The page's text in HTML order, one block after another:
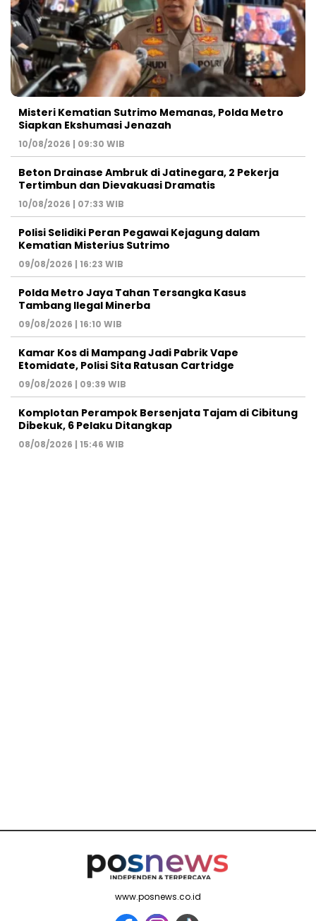
Misteri Kematian Sutrimo Memanas, Polda Metro
Siapkan Ekshumasi Jenazah
10/08/2026 | 09:30 WIB
Beton Drainase Ambruk di Jatinegara, 2 Pekerja
Tertimbun dan Dievakuasi Dramatis
10/08/2026 | 07:33 WIB
Polisi Selidiki Peran Pegawai Kejagung dalam
Kematian Misterius Sutrimo
09/08/2026 | 16:23 WIB
Polda Metro Jaya Tahan Tersangka Kasus
Tambang Ilegal Minerba
09/08/2026 | 16:10 WIB
Kamar Kos di Mampang Jadi Pabrik Vape
Etomidate, Polisi Sita Ratusan Cartridge
09/08/2026 | 09:39 WIB
Komplotan Perampok Bersenjata Tajam di Cibitung
Dibekuk, 6 Pelaku Ditangkap
08/08/2026 | 15:46 WIB
www.posnews.co.id